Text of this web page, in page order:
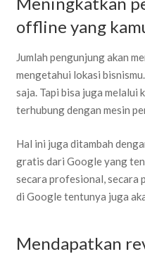
offline yang
Jumlah pengunjung akan
mengetahui lokasi
saja. Tapi bisa juga melalui
terhubung dengan mesin
Hal ini juga ditambah
gratis dari Google yang
secara profesional, secara
di Google tentunya juga
Mendapatkan